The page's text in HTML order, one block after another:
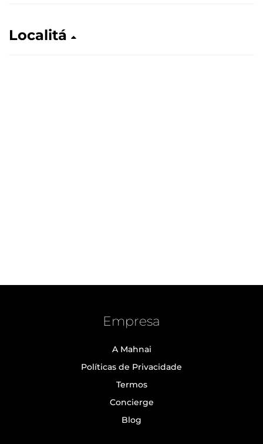
Localitá
Empresa
A Mahnai
Políticas de Privacidade
Termos
Concierge
Blog